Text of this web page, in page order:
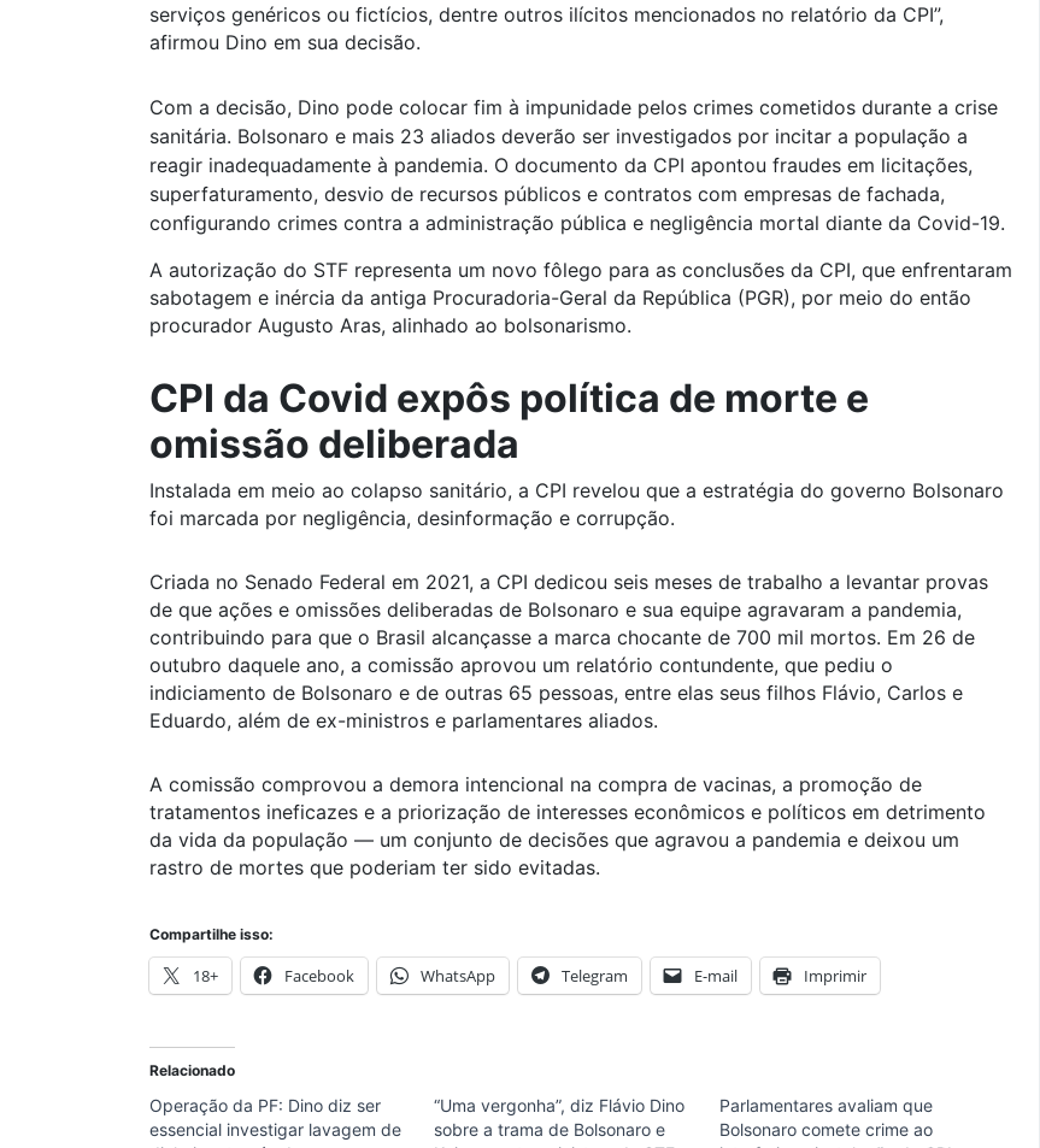
serviços genéricos ou fictícios, dentre outros ilícitos mencionados no relatório da CPI”,
afirmou Dino em sua decisão.
Com a decisão, Dino pode colocar fim à impunidade pelos crimes cometidos durante a crise
sanitária. Bolsonaro e mais 23 aliados deverão ser investigados por incitar a população a
reagir inadequadamente à pandemia. O documento da CPI apontou fraudes em licitações,
superfaturamento, desvio de recursos públicos e contratos com empresas de fachada,
configurando crimes contra a administração pública e negligência mortal diante da Covid-19.
A autorização do STF representa um novo fôlego para as conclusões da CPI, que enfrentaram
sabotagem e inércia da antiga Procuradoria-Geral da República (PGR), por meio do então
procurador Augusto Aras, alinhado ao bolsonarismo.
CPI da Covid expôs política de morte e
omissão deliberada
Instalada em meio ao colapso sanitário, a CPI revelou que a estratégia do governo Bolsonaro
foi marcada por negligência, desinformação e corrupção.
Criada no Senado Federal em 2021, a CPI dedicou seis meses de trabalho a levantar provas
de que ações e omissões deliberadas de Bolsonaro e sua equipe agravaram a pandemia,
contribuindo para que o Brasil alcançasse a marca chocante de 700 mil mortos. Em 26 de
outubro daquele ano, a comissão aprovou um relatório contundente, que pediu o
indiciamento de Bolsonaro e de outras 65 pessoas, entre elas seus filhos Flávio, Carlos e
Eduardo, além de ex-ministros e parlamentares aliados.
A comissão comprovou a demora intencional na compra de vacinas, a promoção de
tratamentos ineficazes e a priorização de interesses econômicos e políticos em detrimento
da vida da população — um conjunto de decisões que agravou a pandemia e deixou um
rastro de mortes que poderiam ter sido evitadas.
Compartilhe isso:
18+ Facebook WhatsApp Telegram E-mail Imprimir
Relacionado
Operação da PF: Dino diz ser
essencial investigar lavagem de
“Uma vergonha”, diz Flávio Dino
sobre a trama de Bolsonaro e
Parlamentares avaliam que
Bolsonaro comete crime ao